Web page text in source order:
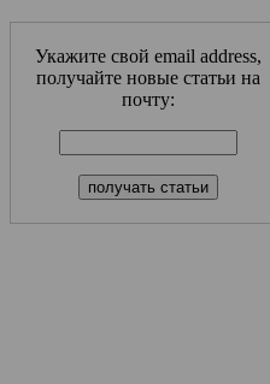
Укажите свой email address,
получайте новые статьи на
почту: